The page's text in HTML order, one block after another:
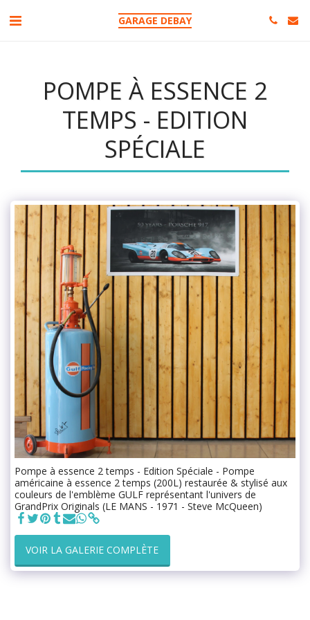
GARAGE DEBAY
POMPE À ESSENCE 2
TEMPS - EDITION
SPÉCIALE
Pompe à essence 2 temps - Edition Spéciale - Pompe
américaine à essence 2 temps (200L) restaurée & stylisé aux
couleurs de l'emblème GULF représentant l'univers de
GrandPrix Originals (LE MANS - 1971 - Steve McQueen)
VOIR LA GALERIE COMPLÈTE